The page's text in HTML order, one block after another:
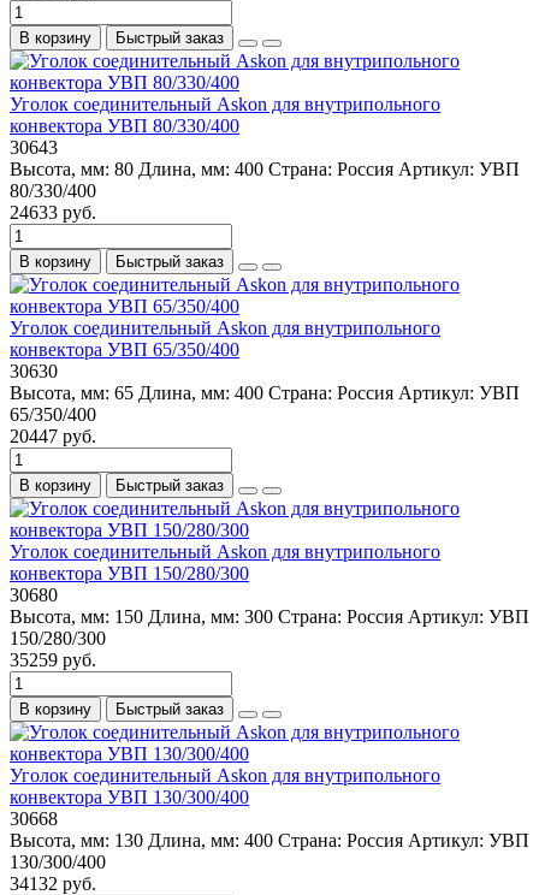
В корзину Быстрый заказ
Уголок соединительный Askon для внутрипольного
конвектора УВП 80/330/400
30643
Высота, мм: 80 Длина, мм: 400 Страна: Россия Артикул: УВП
80/330/400
24633 руб.
В корзину Быстрый заказ
Уголок соединительный Askon для внутрипольного
конвектора УВП 65/350/400
30630
Высота, мм: 65 Длина, мм: 400 Страна: Россия Артикул: УВП
65/350/400
20447 руб.
В корзину Быстрый заказ
Уголок соединительный Askon для внутрипольного
конвектора УВП 150/280/300
30680
Высота, мм: 150 Длина, мм: 300 Страна: Россия Артикул: УВП
150/280/300
35259 руб.
В корзину Быстрый заказ
Уголок соединительный Askon для внутрипольного
конвектора УВП 130/300/400
30668
Высота, мм: 130 Длина, мм: 400 Страна: Россия Артикул: УВП
130/300/400
34132 руб.